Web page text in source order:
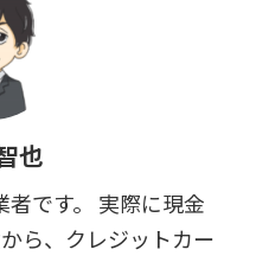
也
です。 実際に現金
ら、クレジットカー